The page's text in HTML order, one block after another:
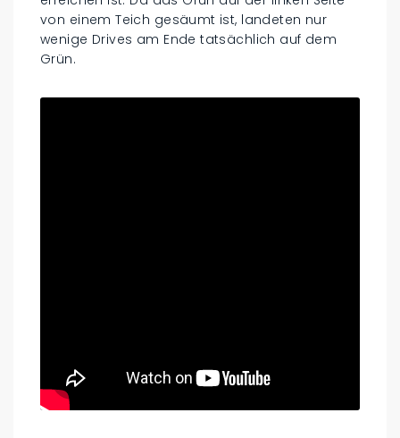
von einem Teich gesäumt ist, landeten nur
wenige Drives am Ende tatsächlich auf dem
Grün.